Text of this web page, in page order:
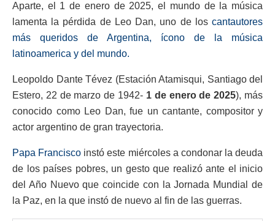
Aparte, el 1 de enero de 2025, el mundo de la música
lamenta la pérdida de Leo Dan, uno de los cantautores
más queridos de Argentina, ícono de la música
latinoamerica y del mundo.
Leopoldo Dante Tévez (Estación Atamisqui, Santiago del
Estero, 22 de marzo de 1942- 1 de enero de 2025), más
conocido como Leo Dan, fue un cantante, compositor y
actor argentino de gran trayectoria.
Papa Francisco instó este miércoles a condonar la deuda
de los países pobres, un gesto que realizó ante el inicio
del Año Nuevo que coincide con la Jornada Mundial de
la Paz, en la que instó de nuevo al fin de las guerras.